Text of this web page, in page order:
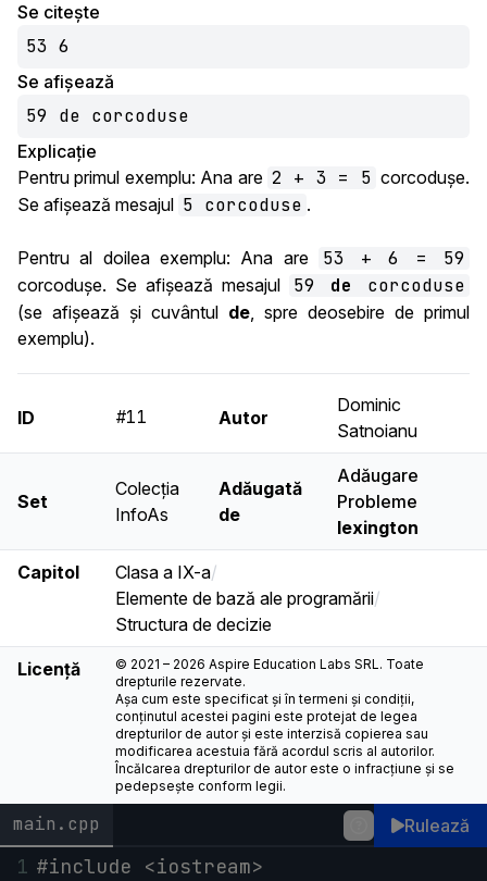
main.cpp Rulează
1 #include <iostream>
Se citește
53 6
Se afișează
59 de corcoduse
Explicație
Pentru primul exemplu: Ana are 2 + 3 = 5 corcodușe.
Se afișează mesajul 5 corcoduse .
Pentru al doilea exemplu: Ana are 53 + 6 = 59
corcodușe. Se afișează mesajul 59 de corcoduse
(se afișează și cuvântul de, spre deosebire de primul
exemplu).
ID #11 Autor
Dominic
Satnoianu
Set
Colecția
InfoAs
Adăugată
de
Adăugare
Probleme
lexington
Capitol Clasa a IX-a/
Elemente de bază ale programării/
Structura de decizie
Licență
© 2021 – 2026 Aspire Education Labs SRL. Toate
drepturile rezervate.
Așa cum este specificat și în termeni și condiții,
conținutul acestei pagini este protejat de legea
drepturilor de autor și este interzisă copierea sau
modificarea acestuia fără acordul scris al autorilor.
Încălcarea drepturilor de autor este o infracțiune și se
pedepsește conform legii.